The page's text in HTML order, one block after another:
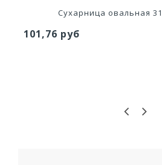
Сухарница овальная
101,76 руб